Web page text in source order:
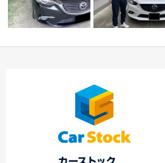
セダン ご納車☆中…